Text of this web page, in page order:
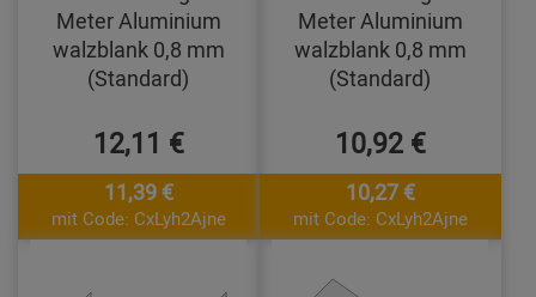
Meter Aluminium
walzblank 0,8 mm
(Standard)
12,11 €
11,39 €
mit Code: CxLyh2Ajne
Meter Aluminium
walzblank 0,8 mm
(Standard)
10,92 €
10,27 €
mit Code: CxLyh2Ajne